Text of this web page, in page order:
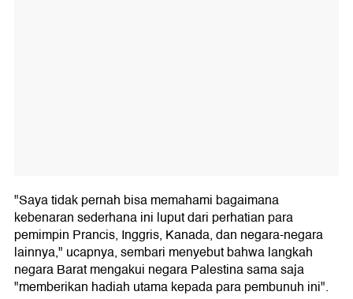
"Saya tidak pernah bisa memahami bagaimana
kebenaran sederhana ini luput dari perhatian para
pemimpin Prancis, Inggris, Kanada, dan negara-negara
lainnya," ucapnya, sembari menyebut bahwa langkah
negara Barat mengakui negara Palestina sama saja
"memberikan hadiah utama kepada para pembunuh ini".